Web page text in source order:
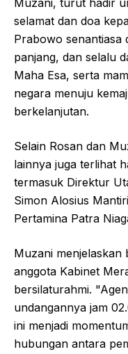
Muzani, turut hadir
selamat dan doa
Prabowo senantiasa
panjang, dan selalu
Maha Esa, serta
negara menuju
berkelanjutan.
Selain Rosan dan
lainnya juga terlihat
termasuk Direktur
Simon Alosius
Pertamina Patra
Muzani menjelaskan
anggota Kabinet
bersilaturahmi.
undangannya jam
ini menjadi
hubungan antara